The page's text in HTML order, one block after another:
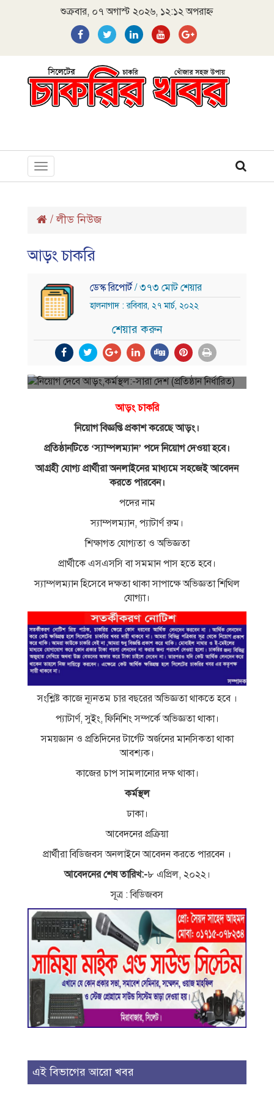
শুক্রবার, ০৭ অগাস্ট ২০২৬, ১২:১২ অপরাহ্ন
Toggle
navigation
/লীড নিউজ
আড়ং চাকরি
ডেস্ক রিপোর্ট/ ৩৭৩ মোট শেয়ার
হালনাগাদ : রবিবার, ২৭ মার্চ, ২০২২
শেয়ার করুন
আড়ং চাকরি
নিয়োগ বিজ্ঞপ্তি প্রকাশ করেছে আড়ং।
প্রতিষ্ঠানটিতে ‘স্যাম্পলম্যান’ পদে নিয়োগ দেওয়া হবে।
আগ্রহী যোগ্য প্রার্থীরা অনলাইনের মাধ্যমে সহজেই আবেদন
করতে পারবেন।
পদের নাম
স্যাম্পলম্যান, প্যাটার্ণ রুম।
শিক্ষাগত যোগ্যতা ও অভিজ্ঞতা
প্রার্থীকে এসএসসি বা সমমান পাস হতে হবে।
স্যাম্পলম্যান হিসেবে দক্ষতা থাকা সাপাক্ষে অভিজ্ঞতা শিথিল
যোগ্যা।
সংশ্লিষ্ট কাজে ন্যূনতম চার বছরের অভিজ্ঞতা থাকতে হবে ।
প্যাটার্ণ, সুইং, ফিনিশিং সম্পর্কে অভিজ্ঞতা থাকা।
সময়জ্ঞান ও প্রতিদিনের টার্গেট অর্জনের মানসিকতা থাকা
আবশ্যক।
কাজের চাপ সামলানোর দক্ষ থাকা।
কর্মস্থল
ঢাকা।
আবেদনের প্রক্রিয়া
প্রার্থীরা বিডিজবস অনলাইনে আবেদন করতে পারবেন ।
আবেদনের শেষ তারিখ:-৮ এপ্রিল, ২০২২।
সূত্র : বিডিজবস
এই বিভাগের আরো খবর